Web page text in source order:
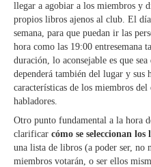
llegar a agobiar a los miembros y
propios libros ajenos al club. El
semana, para que puedan ir las
hora como las 19:00 entresemana
duración, lo aconsejable es que
dependerá también del lugar y sus
características de los miembros
habladores.
Otro punto fundamental a la hora
clarificar cómo se seleccionan los
una lista de libros (a poder ser, no
miembros votarán, o ser ellos